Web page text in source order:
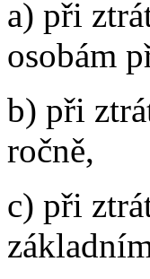
a) při
osobám
b) při
ročně,
c) při